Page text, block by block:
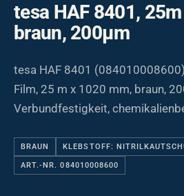
tesa HAF 8401,
braun, 200µm
tesa HAF 8401
Film, 25 m x 1020 mm, braun,
Verbundfestigkeit,
BRAUN KLEBSTOFF:
ART.-NR. 084010008600